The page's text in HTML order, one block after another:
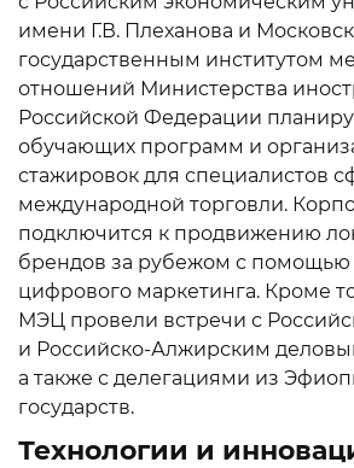
имени Г.В. Плеханова и
государственным институтом
отношений Министерства
Российской Федерации
обучающих программ и
стажировок для специалистов
международной торговли.
подключится к продвижению
брендов за рубежом с помощью
цифрового маркетинга. Кроме
МЭЦ провели встречи с
и Российско-Алжирским
а также с делегациями из
государств.
Технологии и